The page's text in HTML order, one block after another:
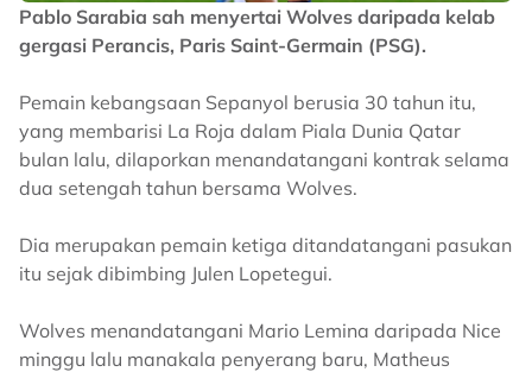
Pablo Sarabia sah menyertai Wolves daripada kelab
gergasi Perancis, Paris Saint-Germain (PSG).
Pemain kebangsaan Sepanyol berusia 30 tahun itu,
yang membarisi La Roja dalam Piala Dunia Qatar
bulan lalu, dilaporkan menandatangani kontrak selama
dua setengah tahun bersama Wolves.
Dia merupakan pemain ketiga ditandatangani pasukan
itu sejak dibimbing Julen Lopetegui.
Wolves menandatangani Mario Lemina daripada Nice
minggu lalu manakala penyerang baru, Matheus